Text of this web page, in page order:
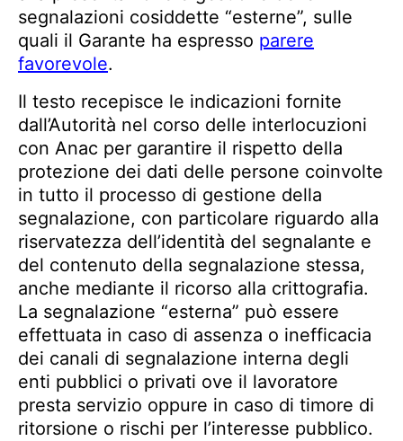
segnalazioni cosiddette “esterne”, sulle
quali il Garante ha espresso parere
favorevole.
Il testo recepisce le indicazioni fornite
dall’Autorità nel corso delle interlocuzioni
con Anac per garantire il rispetto della
protezione dei dati delle persone coinvolte
in tutto il processo di gestione della
segnalazione, con particolare riguardo alla
riservatezza dell’identità del segnalante e
del contenuto della segnalazione stessa,
anche mediante il ricorso alla crittografia.
La segnalazione “esterna” può essere
effettuata in caso di assenza o inefficacia
dei canali di segnalazione interna degli
enti pubblici o privati ove il lavoratore
presta servizio oppure in caso di timore di
ritorsione o rischi per l’interesse pubblico.